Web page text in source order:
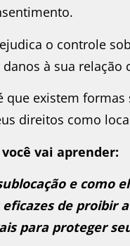
o controle
à sua
que existem formas
direitos como
vai aprender:
e como
de proibir
para proteger